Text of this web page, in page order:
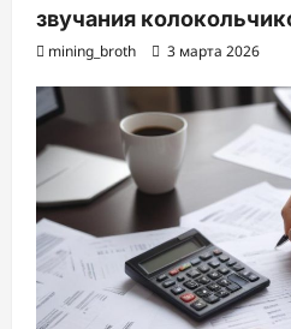
звучания
mining_broth 3 марта 2026